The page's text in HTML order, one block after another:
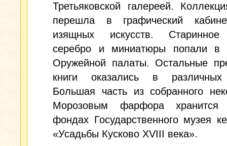
Третьяковской галереей.
перешла в графический
изящных искусств. Старинное
серебро и миниатюры попали в
Оружейной палаты. Остальные
книги оказались в
Большая часть из собранного
Морозовым фарфора
фондах Государственного музея
«Усадьбы Кусково XVIII века».